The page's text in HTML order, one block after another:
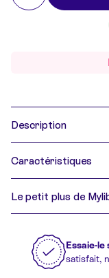
Description
Caractéristiques
Le petit plus de
Essaie-
satisfait,